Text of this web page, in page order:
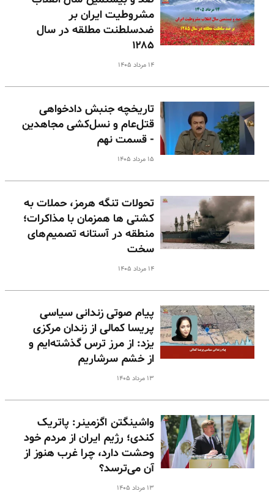
مشروطیت ایران بر
ضدسلطنت مطلقه در سال
۱۲۸۵
۱۴ مرداد ۱۴۰۵
تاریخچه جنبش دادخواهی
قتل‌عام و نسل‌کشی مجاهدین
- قسمت نهم
۱۵ مرداد ۱۴۰۵
تحولات تنگه هرمز، حملات به
کشتی ها همزمان با مذاکرات؛
منطقه در آستانه تصمیم‌های
سخت
۱۴ مرداد ۱۴۰۵
پیام صوتی زندانی سیاسی
پریسا کمالی از زندان مرکزی
یزد: از مرز ترس گذشته‌ایم و
از خشم سرشاریم
۱۳ مرداد ۱۴۰۵
واشینگتن اگزمینر: پاتریک
کندی؛ رژیم ایران از مردم خود
وحشت دارد، چرا غرب هنوز از
آن می‌ترسد؟
۱۳ مرداد ۱۴۰۵